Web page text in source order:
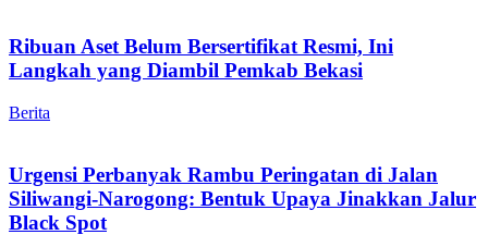
Ribuan Aset Belum Bersertifikat Resmi, Ini
Langkah yang Diambil Pemkab Bekasi
Berita
Urgensi Perbanyak Rambu Peringatan di Jalan
Siliwangi-Narogong: Bentuk Upaya Jinakkan Jalur
Black Spot